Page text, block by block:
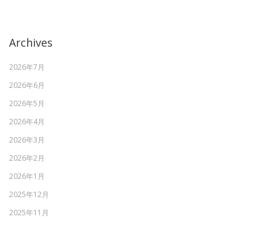
Archives
2026年7月
2026年6月
2026年5月
2026年4月
2026年3月
2026年2月
2026年1月
2025年12月
2025年11月